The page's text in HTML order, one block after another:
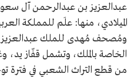
عبدالعزيز بن عبدالرحمن آل
الميلادي، منها: علَم للمملكة
ومُصحف مُهدى للملك عبدالعزيز،
الخاصة بالملك، وتشمل قفّاز يد،
من قطع التراث الشعبي في فترة